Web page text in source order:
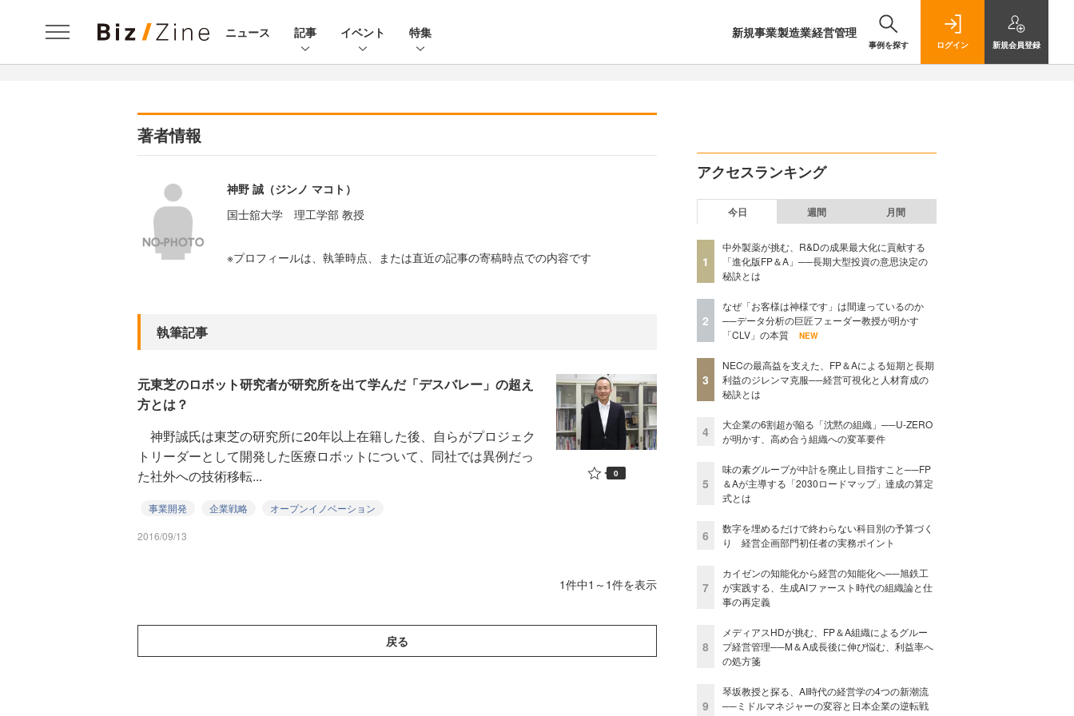
ニュース 記事 イベント 特集 新規事業製造業経営管理
事例を探す ログイン 新規会員登録
著者情報
神野 誠（ジンノ マコト）
国士舘大学 理工学部 教授
※プロフィールは、執筆時点、または直近の記事の寄稿時点での内容です
執筆記事
元東芝のロボット研究者が研究所を出て学んだ「デスバレー」の超え
方とは？
神野誠氏は東芝の研究所に20年以上在籍した後、自らがプロジェク
トリーダーとして開発した医療ロボットについて、同社では異例だっ
た社外への技術移転...
事業開発 企業戦略 オープンイノベーション
2016/09/13
0
1件中1～1件を表示
戻る
アクセスランキング
今日 週間 月間
1
中外製薬が挑む、R&Dの成果最大化に貢献する
「進化版FP＆A」──長期大型投資の意思決定の
秘訣とは
2
なぜ「お客様は神様です」は間違っているのか
──データ分析の巨匠フェーダー教授が明かす
「CLV」の本質
NEW
3
NECの最高益を支えた、FP＆Aによる短期と長期
利益のジレンマ克服──経営可視化と人材育成の
秘訣とは
4
大企業の6割超が陥る「沈黙の組織」──U-ZERO
が明かす、高め合う組織への変革要件
5
味の素グループが中計を廃止し目指すこと──FP
＆Aが主導する「2030ロードマップ」達成の算定
式とは
6
数字を埋めるだけで終わらない科目別の予算づく
り 経営企画部門初任者の実務ポイント
7
カイゼンの知能化から経営の知能化へ──旭鉄工
が実践する、生成AIファースト時代の組織論と仕
事の再定義
8
メディアスHDが挑む、FP＆A組織によるグルー
プ経営管理──M＆A成長後に伸び悩む、利益率へ
の処方箋
9
琴坂教授と探る、AI時代の経営学の4つの新潮流
──ミドルマネジャーの変容と日本企業の逆転戦